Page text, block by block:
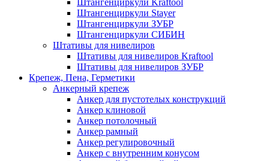
Штангенциркули Kraftool
Штангенциркули Stayer
Штангенциркули ЗУБР
Штангенциркули СИБИН
Штативы для нивелиров
Штативы для нивелиров Kraftool
Штативы для нивелиров ЗУБР
Крепеж, Пена, Герметики
Анкерный крепеж
Анкер для пустотелых конструкций
Анкер клиновой
Анкер потолочный
Анкер рамный
Анкер регулировочный
Анкер с внутренним конусом